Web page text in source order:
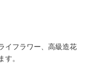
イフラワー、高級造花
。